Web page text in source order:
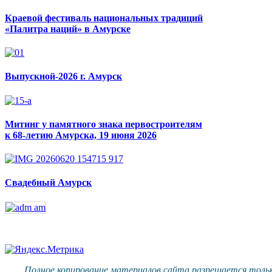
Краевой фестиваль национальных традиций
«Палитра наций» в Амурске
Выпускной-2026 г. Амурск
Митинг у памятного знака первостроителям
к 68-летию Амурска, 19 июня 2026
Свадебный Амурск
Полное копирование материалов сайта разрешается